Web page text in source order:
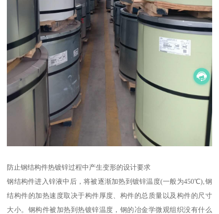
防止钢结构件热镀锌过程中产生变形的设计要求
钢结构件进入锌液中后，将被逐渐加热到镀锌温度(一般为450℃),钢
结构件的加热速度取决于构件厚度、构件的总质量以及构件的尺寸
大小。钢构件被加热到热镀锌温度，钢的冶金学微观组织没有什么